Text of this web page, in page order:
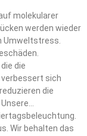
molekularer
werden wieder
Umweltstress.
die
sich
die
taugliches
Wir behalten das